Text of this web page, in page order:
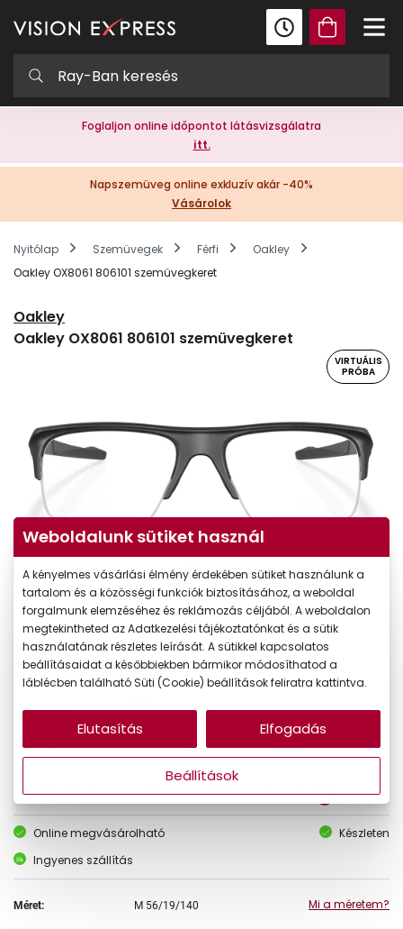
Foglaljon online időpontot látásvizsgálatra
itt.
Napszemüveg online exkluzív akár -40%
Vásárolok
Nyitólap Szemüvegek Férfi
Oakley
Oakley OX8061 806101 szemüvegkeret
Oakley
Oakley OX8061 806101 szemüvegkeret
VIRTUÁLIS
PRÓBA
-20% CSAK ONLINE
Korábbi ár: 76.990 Ft
Akciós ár: 61.592 Ft
A feltűntetett ár a szemüvegkeretre vonatkozik.
Online megvásárolható
Készleten
Ingyenes szállítás
Méret: M 56/19/140 Mi a méretem?
Weboldalunk sütiket használ
A kényelmes vásárlási élmény érdekében sütiket használunk a
tartalom és a közösségi funkciók biztosításához, a weboldal
forgalmunk elemzéséhez és reklámozás céljából. A weboldalon
megtekintheted az Adatkezelési tájékoztatónkat és a sütik
használatának részletes leírását. A sütikkel kapcsolatos
beállításaidat a későbbiekben bármikor módosíthatod a
láblécben található Süti (Cookie) beállítások feliratra kattintva.
Beállítások
Elutasítás Elfogadás